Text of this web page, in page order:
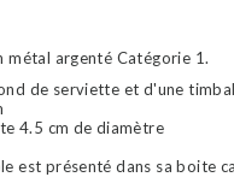
métal argenté Catégorie 1.
de serviette et d'une
4.5 cm de diamètre
est présenté dans sa boite